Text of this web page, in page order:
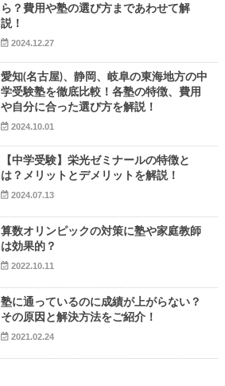
ら？費用や塾の選び方まであわせて解
説！
2024.12.27
愛知(名古屋)、静岡、岐阜の東海地方の中
学受験塾を徹底比較！各塾の特徴、費用
や自分に合った選び方を解説！
2024.10.01
【中学受験】栄光ゼミナールの特徴と
は？メリットとデメリットを解説！
2024.07.13
算数オリンピックの対策に塾や家庭教師
は効果的？
2022.10.11
塾に通っているのに成績が上がらない？
その原因と解決方法をご紹介！
2021.02.24